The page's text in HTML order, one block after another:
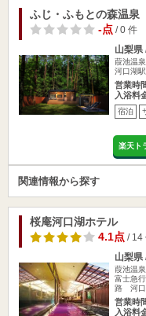
ふじ・ふもとの森温泉
-点/ 0 件
山梨県
葭池温
河口湖
営業時
入浴料
宿泊
楽天ト
関連情報から探す
桜庵河口湖ホテル
4.1点/ 14
山梨県
葭池温
富士急
路 河口
営業時
入浴料